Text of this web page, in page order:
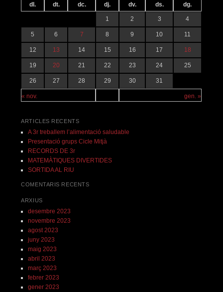
dl. dt. dc. dj. dv. ds. dg.
« nov. gen. »
1 2 3 4
5 6 7 8 9 10 11
12 13 14 15 16 17 18
19 20 21 22 23 24 25
26 27 28 29 30 31
ARTICLES RECENTS
A 3r treballem l’alimentació saludable
Presentació grups Cicle Mitjà
RECORDS DE 3r
MATEMÀTIQUES DIVERTIDES
SORTIDA AL RIU
COMENTARIS RECENTS
ARXIUS
desembre 2023
novembre 2023
agost 2023
juny 2023
maig 2023
abril 2023
març 2023
febrer 2023
gener 2023